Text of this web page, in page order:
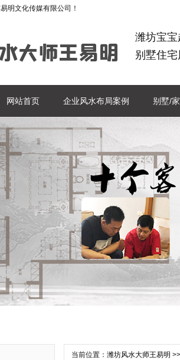
明文化传媒有限公司！
潍坊宝
别墅住
网站首页 企业风水布局案例 别墅/
当前位置： 潍坊风水大师王易明 >>